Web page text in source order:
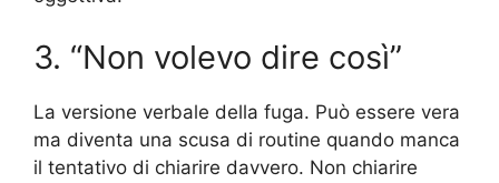
3. “Non volevo dire così”
La versione verbale della fuga. Può essere vera
ma diventa una scusa di routine quando manca
il tentativo di chiarire davvero. Non chiarire